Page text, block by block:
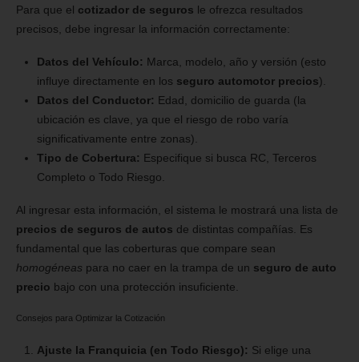
Para que el cotizador de seguros le ofrezca resultados
precisos, debe ingresar la información correctamente:
Datos del Vehículo: Marca, modelo, año y versión (esto
influye directamente en los seguro automotor precios).
Datos del Conductor: Edad, domicilio de guarda (la
ubicación es clave, ya que el riesgo de robo varía
significativamente entre zonas).
Tipo de Cobertura: Especifique si busca RC, Terceros
Completo o Todo Riesgo.
Al ingresar esta información, el sistema le mostrará una lista de
precios de seguros de autos de distintas compañías. Es
fundamental que las coberturas que compare sean
homogéneas para no caer en la trampa de un seguro de auto
precio bajo con una protección insuficiente.
Consejos para Optimizar la Cotización
Ajuste la Franquicia (en Todo Riesgo): Si elige una